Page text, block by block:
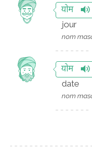
योम
jour
nom
योम
date
nom